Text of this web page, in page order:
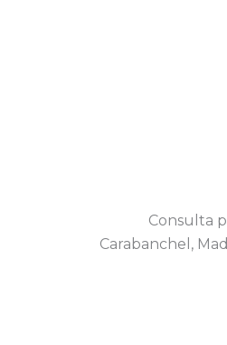
Consulta
Carabanchel,